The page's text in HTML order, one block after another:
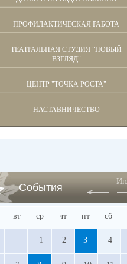
ПРОФИЛАКТИЧЕСКАЯ РАБОТА
ТЕАТРАЛЬНАЯ СТУДИЯ "НОВЫЙ
ВЗГЛЯД"
ЦЕНТР "ТОЧКА РОСТА"
НАСТАВНИЧЕСТВО
События
вт ср чт пт сб
1 2 3 4